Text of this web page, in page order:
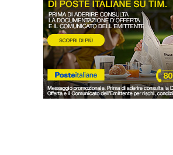
ANIMALI
OCCHIO ALLA TRUFFA
NECROLOGI